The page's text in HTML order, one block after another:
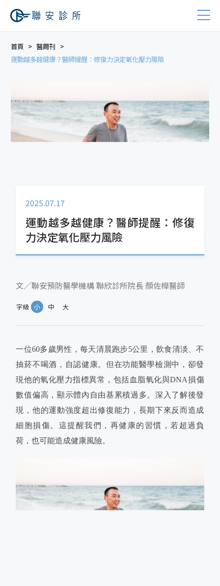
首頁
醫周刊
運動越多越健康？醫師提醒：修復力決定氧化壓力風險
2025.07.17
運動越多越健康？醫師提醒：修復
力決定氧化壓力風險
文／聯安預防醫學機構 聯欣診所院長 顏佐樺醫師
字級 小 中 大
一位60多歲男性，每天清晨跑步5公里，飲食清淡、不
抽菸不喝酒，自認健康。但在功能醫學檢測中，卻發
現他的氧化壓力指標異常，包括血脂氧化與DNA損傷
數值偏高，顯示體內自由基累積過多。深入了解後發
現，他的運動強度超出修復能力，長期下來反而造成
細胞損傷。這提醒我們，再健康的習慣，若超過負
荷，也可能造成健康風險。